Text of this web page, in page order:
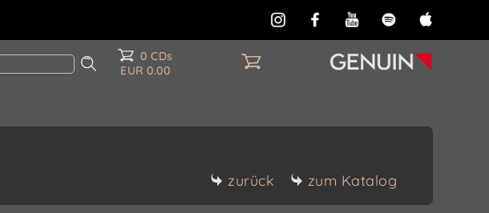
0 CDs
EUR 0.00
zurück zum Katalog